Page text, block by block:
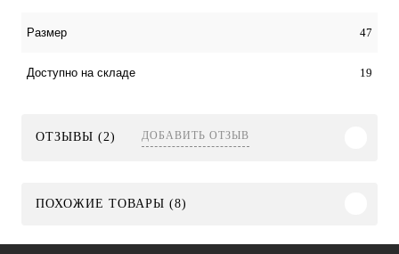
Размер 47
Доступно на складе 19
ОТЗЫВЫ (2) ДОБАВИТЬ ОТЗЫВ
ПОХОЖИЕ ТОВАРЫ (8)